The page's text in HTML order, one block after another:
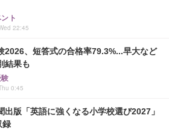
ト
22:45
2026、短答式の合格率79.3%...早大など
結果も
0:45
出版「英語に強くなる小学校選び2027」
録